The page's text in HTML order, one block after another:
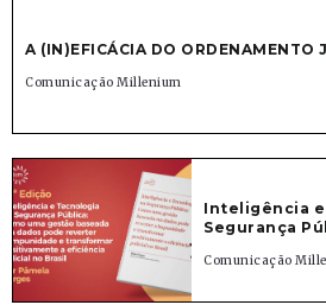
A (IN)EFICÁCIA DO ORDENAMENTO
Comunicação Millenium
Inteligência
Segurança
Comunicação